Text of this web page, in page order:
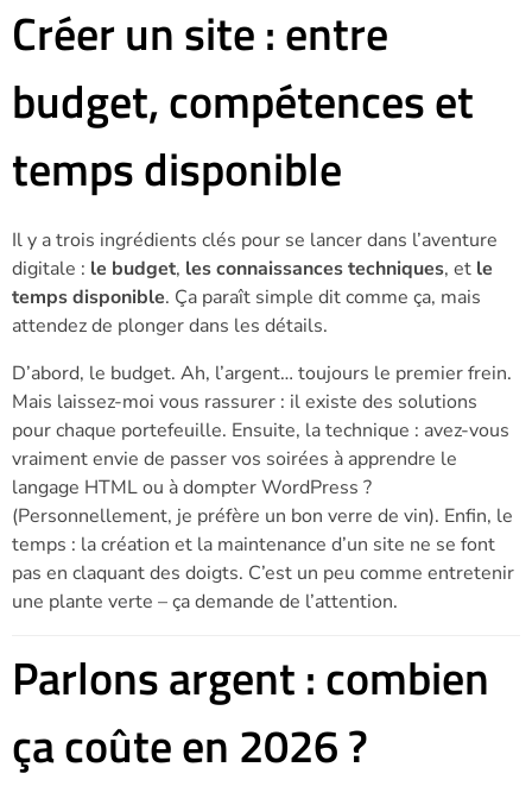
Créer un site : entre
budget, compétences et
temps disponible
Il y a trois ingrédients clés pour se lancer dans l’aventure
digitale : le budget, les connaissances techniques, et le
temps disponible. Ça paraît simple dit comme ça, mais
attendez de plonger dans les détails.
D’abord, le budget. Ah, l’argent… toujours le premier frein.
Mais laissez-moi vous rassurer : il existe des solutions
pour chaque portefeuille. Ensuite, la technique : avez-vous
vraiment envie de passer vos soirées à apprendre le
langage HTML ou à dompter WordPress ?
(Personnellement, je préfère un bon verre de vin). Enfin, le
temps : la création et la maintenance d’un site ne se font
pas en claquant des doigts. C’est un peu comme entretenir
une plante verte – ça demande de l’attention.
Parlons argent : combien
ça coûte en 2026 ?